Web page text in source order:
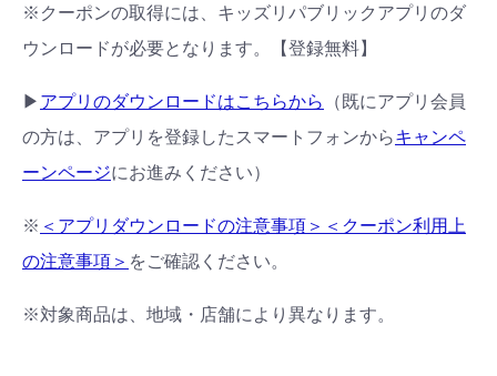
※クーポンの取得には、キッズリパブリックアプリのダ
ウンロードが必要となります。【登録無料】
▶ アプリのダウンロードはこちらから
（既にアプリ会員
の方は、アプリを登録したスマートフォンからキャンペ
ーンページにお進みください）
※ ＜アプリダウンロードの注意事項＞＜クーポン利用上
の注意事項＞ をご確認ください。
※対象商品は、地域・店舗により異なります。